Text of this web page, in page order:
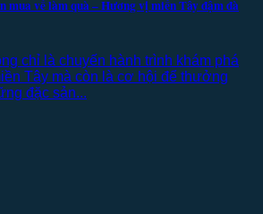
mua về làm quà – Hương vị miền Tây đậm đà
chỉ là chuyến hành trình khám phá
Tây mà còn là cơ hội để thưởng
đặc sản...